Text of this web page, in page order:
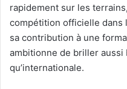
rapidement sur les
compétition officielle
sa contribution à une
ambitionne de briller aussi
qu’internationale.